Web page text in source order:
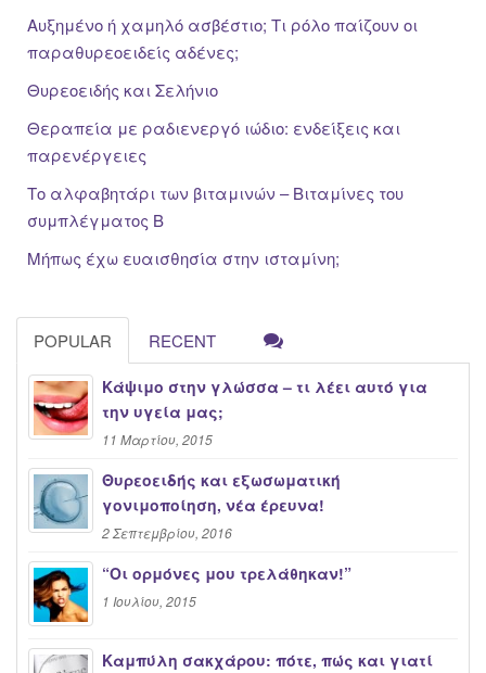
Αυξημένο ή χαμηλό ασβέστιο; Τι ρόλο παίζουν οι
παραθυρεοειδείς αδένες;
Θυρεοειδής και Σελήνιο
Θεραπεία με ραδιενεργό ιώδιο: ενδείξεις και
παρενέργειες
Το αλφαβητάρι των βιταμινών – Βιταμίνες του
συμπλέγματος Β
Μήπως έχω ευαισθησία στην ισταμίνη;
POPULAR RECENT
Κάψιμο στην γλώσσα – τι λέει αυτό για
την υγεία μας;
11 Μαρτίου, 2015
Θυρεοειδής και εξωσωματική
γονιμοποίηση, νέα έρευνα!
2 Σεπτεμβρίου, 2016
“Oι ορμόνες μου τρελάθηκαν!”
1 Ιουλίου, 2015
Καμπύλη σακχάρου: πότε, πώς και γιατί